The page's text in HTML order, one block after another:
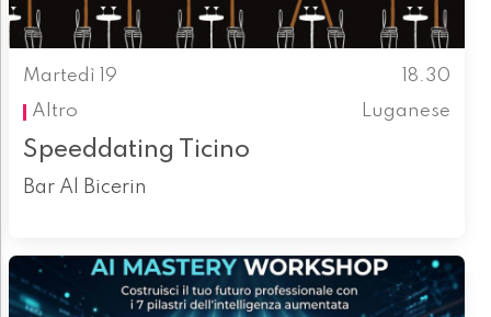
Martedì 19
18.30
Altro
Luganese
Speeddating Ticino
Bar Al Bicerin